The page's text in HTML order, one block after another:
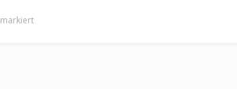
markiert